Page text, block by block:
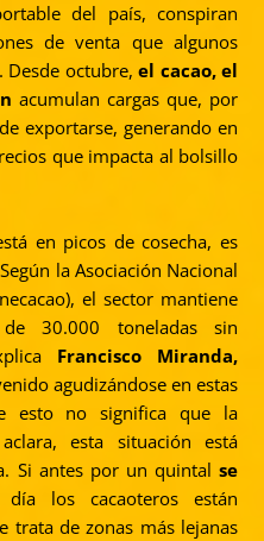
del país, conspiran
de venta que algunos
Desde octubre, el cacao, el
acumulan cargas que, por
exportarse, generando en
que impacta al bolsillo
en picos de cosecha, es
la Asociación Nacional
el sector mantiene
30.000 toneladas sin
Francisco Miranda,
agudizándose en estas
esto no significa que la
esta situación está
Si antes por un quintal se
los cacaoteros están
trata de zonas más lejanas